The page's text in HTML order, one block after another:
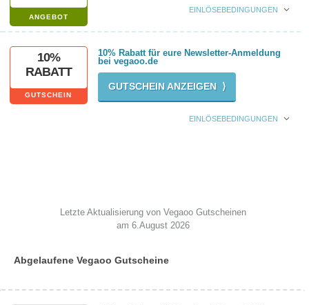
ANGEBOT
EINLÖSEBEDINGUNGEN
10%
RABATT
GUTSCHEIN
10% Rabatt für eure Newsletter-Anmeldung
bei vegaoo.de
GUTSCHEIN ANZEIGEN ⟩
EINLÖSEBEDINGUNGEN
Letzte Aktualisierung von Vegaoo Gutscheinen
am 6.August 2026
Abgelaufene Vegaoo Gutscheine